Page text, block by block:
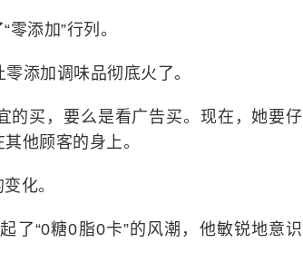
添加”行列。
添加调味品彻底火了。
的买，要么是看广告买。现在，她要仔
他顾客的身上。
化。
了“0糖0脂0卡”的风潮，他敏锐地意识